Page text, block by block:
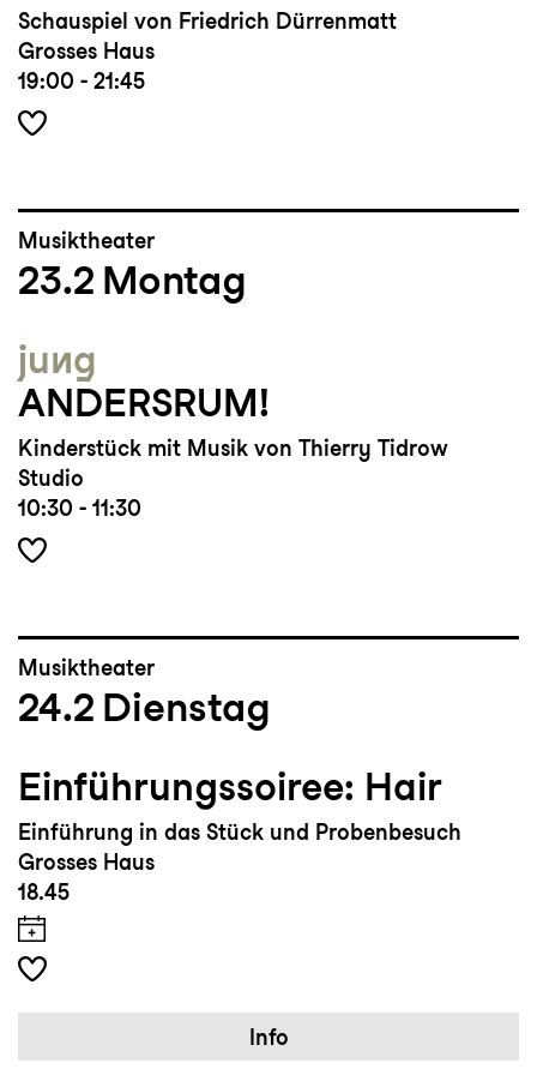
Schauspiel von Friedrich Dürrenmatt
Grosses Haus
19:00 - 21:45
Musiktheater
23.2 Montag
jung
ANDERSRUM!
Kinderstück mit Musik von Thierry Tidrow
Studio
10:30 - 11:30
Musiktheater
24.2 Dienstag
Einführungssoiree: Hair
Einführung in das Stück und Probenbesuch
Grosses Haus
18.45
Info